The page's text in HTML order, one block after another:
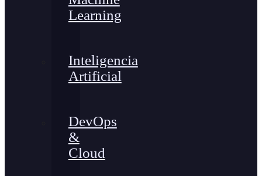
Learning
Inteligencia
Artificial
DevOps
&
Cloud